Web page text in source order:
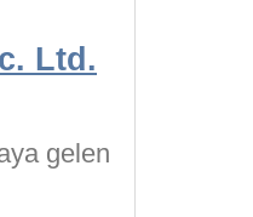
Ltd.
gelen